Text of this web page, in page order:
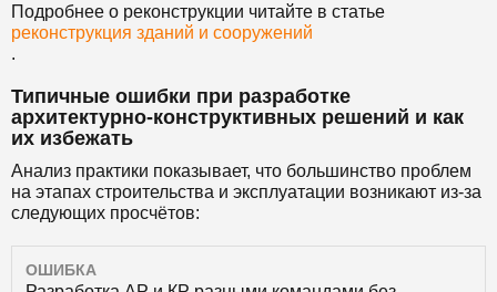
Подробнее о реконструкции читайте в статье
реконструкция зданий и сооружений
.
Типичные ошибки при разработке
архитектурно-конструктивных решений и как
их избежать
Анализ практики показывает, что большинство проблем
на этапах строительства и эксплуатации возникают из-за
следующих просчётов:
ОШИБКА